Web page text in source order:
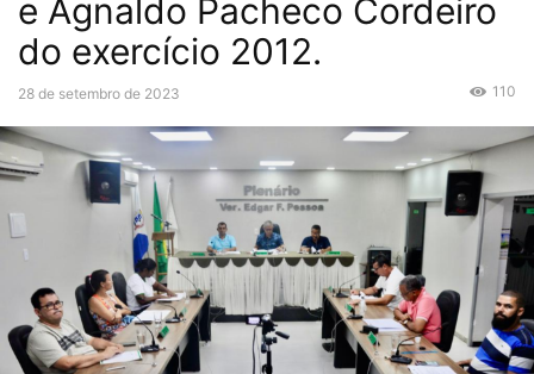
e Agnaldo Pacheco Cordeiro
do exercício 2012.
28 de setembro de 2023 110